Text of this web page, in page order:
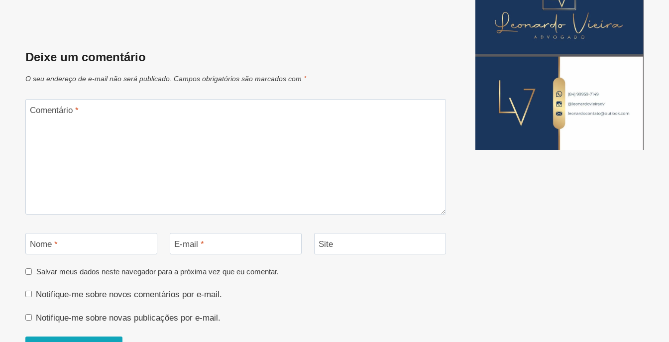
Deixe um comentário
O seu endereço de e-mail não será publicado. Campos obrigatórios são marcados com *
Comentário *
Nome * E-mail * Site
Salvar meus dados neste navegador para a próxima vez que eu comentar.
Notifique-me sobre novos comentários por e-mail.
Notifique-me sobre novas publicações por e-mail.